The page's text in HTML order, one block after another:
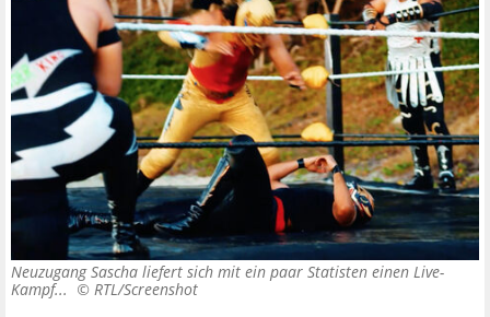
Neuzugang Sascha liefert sich mit ein paar Statisten einen Live-
Kampf... © RTL/Screenshot